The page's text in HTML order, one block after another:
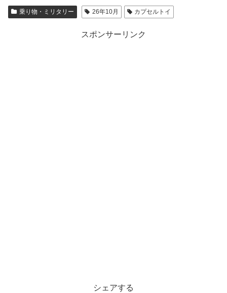
乗り物・ミリタリー 26年10月 カプセルトイ
スポンサーリンク
シェアする